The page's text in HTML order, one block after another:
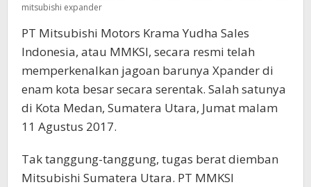
mitsubishi expander
PT Mitsubishi Motors Krama Yudha Sales
Indonesia, atau MMKSI, secara resmi telah
memperkenalkan jagoan barunya Xpander di
enam kota besar secara serentak. Salah satunya
di Kota Medan, Sumatera Utara, Jumat malam
11 Agustus 2017.
Tak tanggung-tanggung, tugas berat diemban
Mitsubishi Sumatera Utara. PT MMKSI